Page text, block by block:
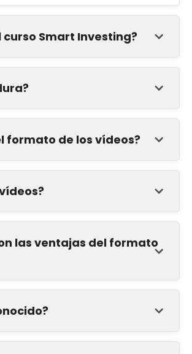
curso Smart Investing?
formato de los vídeos?
las ventajas del formato